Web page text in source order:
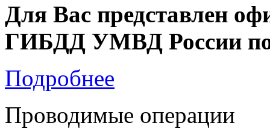
Для Вас представлен
ГИБДД УМВД России по
Подробнее
Проводимые операции